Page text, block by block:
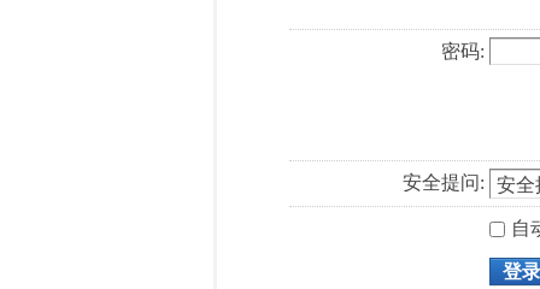
密码:
安全提问:
自
登录